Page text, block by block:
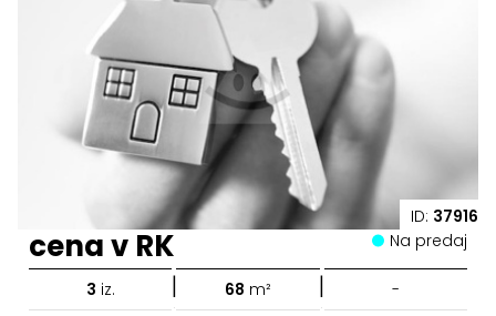
ID: 37916
cena v RK Na predaj
3 iz. | 68 m² | -